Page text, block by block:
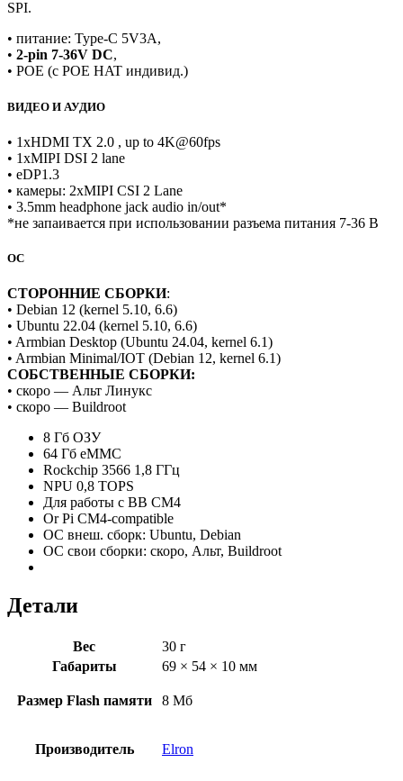
SPI.
• питание: Type-C 5V3A,
• 2-pin 7-36V DC,
• POE (с POE HAT индивид.)
ВИДЕО И АУДИО
• 1хHDMI TX 2.0 , up to 4K@60fps
• 1хMIPI DSI 2 lane
• eDP1.3
• камеры: 2хMIPI CSI 2 Lane
• 3.5mm headphone jack audio in/out*
*не запаивается при использовании разъема питания 7-36 В
ОС
СТОРОННИЕ СБОРКИ:
• Debian 12 (kernel 5.10, 6.6)
• Ubuntu 22.04 (kernel 5.10, 6.6)
• Armbian Desktop (Ubuntu 24.04, kernel 6.1)
• Armbian Minimal/IOT (Debian 12, kernel 6.1)
СОБСТВЕННЫЕ СБОРКИ:
• скоро — Альт Линукс
• скоро — Buildroot
8 Гб ОЗУ
64 Гб eMMC
Rockchip 3566 1,8 ГГц
NPU 0,8 TOPS
Для работы с BB CM4
Or Pi CM4-соmpatible
ОС внеш. сборк: Ubuntu, Debian
ОС свои сборки: скоро, Альт, Buildroot
Детали
Вес
30 г
Габариты
69 × 54 × 10 мм
Размер Flash памяти 8 Mб
Производитель Elron